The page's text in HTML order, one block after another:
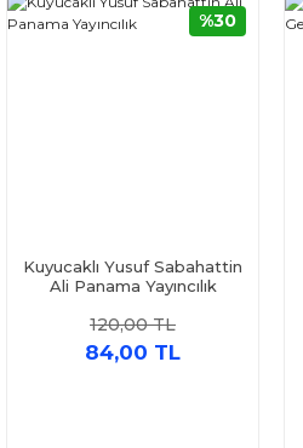
Kuyucaklı Yusuf Sabahattin
Ali Panama Yayıncılık
120,00 TL
84,00 TL
%30